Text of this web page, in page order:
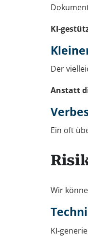
KI-
Der
Anstatt
Ein oft
Wir
KI-